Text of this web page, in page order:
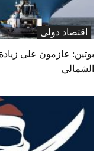
اقتصاد دولی
بوتين: عازمون على
الشمالي